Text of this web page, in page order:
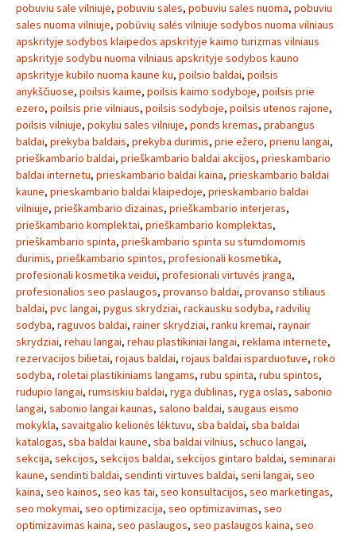
pobuviu sale vilniuje, pobuviu sales, pobuviu sales nuoma, pobuviu
sales nuoma vilniuje, pobūvių salės vilniuje sodybos nuoma vilniaus
apskrityje sodybos klaipedos apskrityje kaimo turizmas vilniaus
apskrityje sodybu nuoma vilniaus apskrityje sodybos kauno
apskrityje kubilo nuoma kaune ku, poilsio baldai, poilsis
anykščiuose, poilsis kaime, poilsis kaimo sodyboje, poilsis prie
ezero, poilsis prie vilniaus, poilsis sodyboje, poilsis utenos rajone,
poilsis vilniuje, pokyliu sales vilniuje, ponds kremas, prabangus
baldai, prekyba baldais, prekyba durimis, prie ežero, prienu langai,
prieškambario baldai, prieškambario baldai akcijos, prieskambario
baldai internetu, prieskambario baldai kaina, prieskambario baldai
kaune, prieskambario baldai klaipedoje, prieskambario baldai
vilniuje, prieškambario dizainas, prieškambario interjeras,
prieškambario komplektai, prieškambario komplektas,
prieškambario spinta, prieškambario spinta su stumdomomis
durimis, prieškambario spintos, profesionali kosmetika,
profesionali kosmetika veidui, profesionali virtuvės įranga,
profesionalios seo paslaugos, provanso baldai, provanso stiliaus
baldai, pvc langai, pygus skrydziai, rackausku sodyba, radvilių
sodyba, raguvos baldai, rainer skrydziai, ranku kremai, raynair
skrydziai, rehau langai, rehau plastikiniai langai, reklama internete,
rezervacijos bilietai, rojaus baldai, rojaus baldai isparduotuve, roko
sodyba, roletai plastikiniams langams, rubu spinta, rubu spintos,
rudupio langai, rumsiskiu baldai, ryga dublinas, ryga oslas, sabonio
langai, sabonio langai kaunas, salono baldai, saugaus eismo
mokykla, savaitgalio kelionės lėktuvu, sba baldai, sba baldai
katalogas, sba baldai kaune, sba baldai vilnius, schuco langai,
sekcija, sekcijos, sekcijos baldai, sekcijos gintaro baldai, seminarai
kaune, sendinti baldai, sendinti virtuves baldai, seni langai, seo
kaina, seo kainos, seo kas tai, seo konsultacijos, seo marketingas,
seo mokymai, seo optimizacija, seo optimizavimas, seo
optimizavimas kaina, seo paslaugos, seo paslaugos kaina, seo